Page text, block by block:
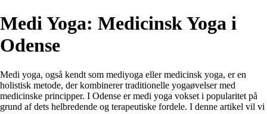
Medi Yoga: Medicinsk Yoga i
Odense
Medi yoga, også kendt som mediyoga eller medicinsk yoga, er en
holistisk metode, der kombinerer traditionelle yogaøvelser med
medicinske principper. I Odense er medi yoga vokset i popularitet på
grund af dets helbredende og terapeutiske fordele. I denne artikel vil vi